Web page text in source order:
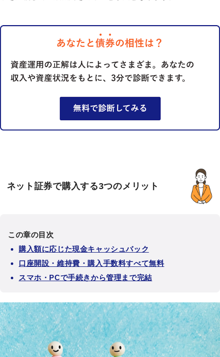
ネット証券で購入する3つのメリット
この章の目次
購入額に応じた現金キャッシュバック
口座開設・維持費・購入手数料すべて無料
スマホ・PCで手続きから管理まで完結